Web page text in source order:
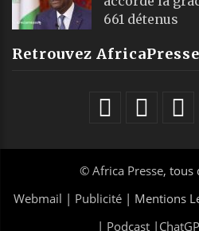
661 détenus
Retrouvez
© Africa Presse, tous
Webmail | Publicité | Mentions
| Podcast|